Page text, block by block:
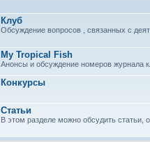
Клуб
Обсуждение вопросов , связанных с
My Tropical Fish
Анонсы и обсуждение номеров журнала
Конкурсы
Статьи
В этом разделе можно обсудить статьи,